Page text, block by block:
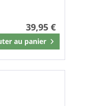
39,95 €
au panier
Mémoriser